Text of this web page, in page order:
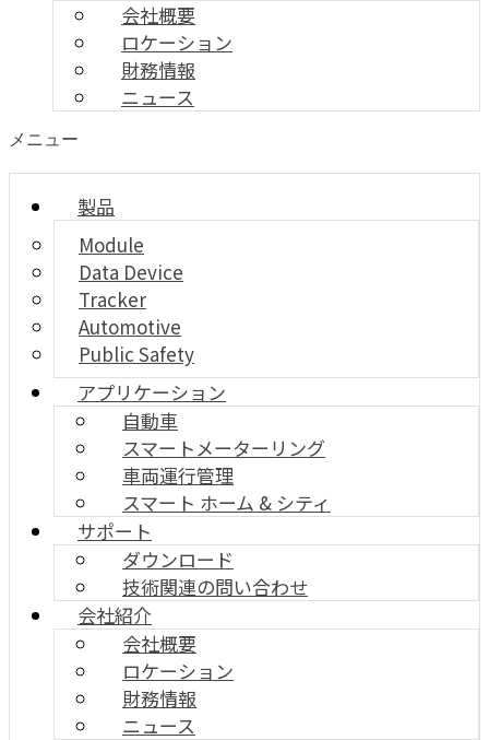
会社概要
ロケーション
財務情報
ニュース
メニュー
製品
Module
Data Device
Tracker
Automotive
Public Safety
アプリケーション
自動車
スマートメーターリング
車両運行管理
スマート ホーム & シティ
サポート
ダウンロード
技術関連の問い合わせ
会社紹介
会社概要
ロケーション
財務情報
ニュース